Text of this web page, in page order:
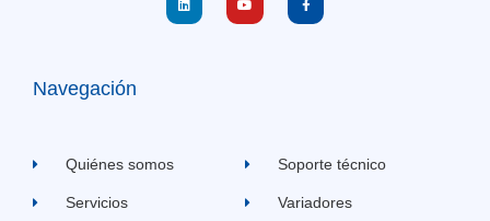
Navegación
Quiénes somos
Servicios
Soporte técnico
Variadores